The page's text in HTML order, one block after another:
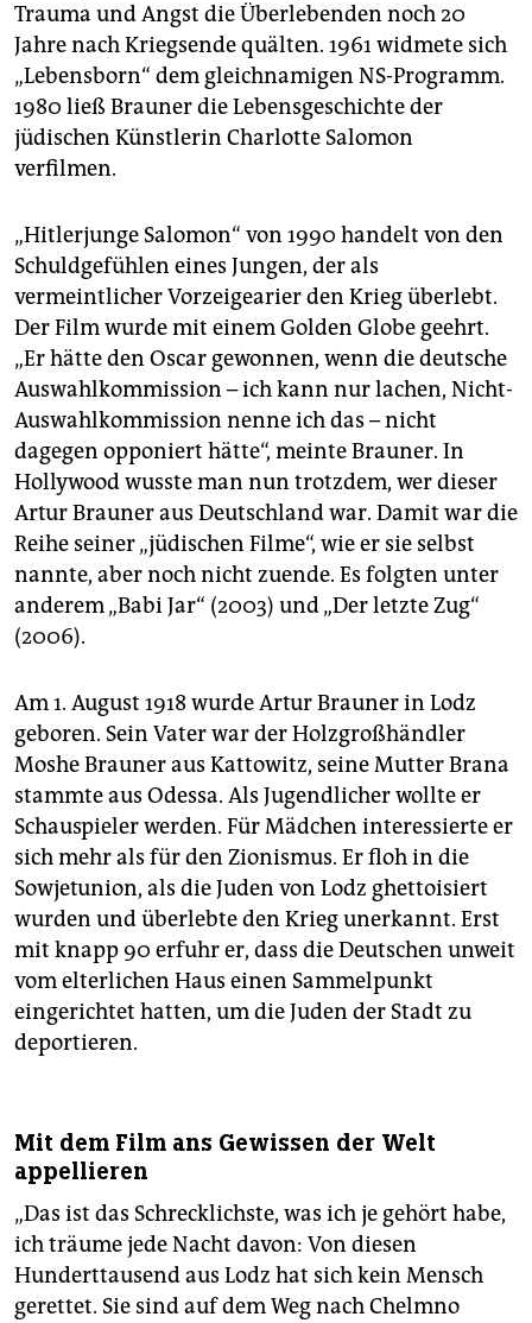
Trauma und Angst die Überlebenden noch 20
Jahre nach Kriegsende quälten. 1961 widmete sich
„Lebensborn“ dem gleichnamigen NS-Programm.
1980 ließ Brauner die Lebensgeschichte der
jüdischen Künstlerin Charlotte Salomon
verfilmen.
„Hitlerjunge Salomon“ von 1990 handelt von den
Schuldgefühlen eines Jungen, der als
vermeintlicher Vorzeigearier den Krieg überlebt.
Der Film wurde mit einem Golden Globe geehrt.
„Er hätte den Oscar gewonnen, wenn die deutsche
Auswahlkommission – ich kann nur lachen, Nicht-
Auswahlkommission nenne ich das – nicht
dagegen opponiert hätte“, meinte Brauner. In
Hollywood wusste man nun trotzdem, wer dieser
Artur Brauner aus Deutschland war. Damit war die
Reihe seiner „jüdischen Filme“, wie er sie selbst
nannte, aber noch nicht zuende. Es folgten unter
anderem „Babi Jar“ (2003) und „Der letzte Zug“
(2006).
Am 1. August 1918 wurde Artur Brauner in Lodz
geboren. Sein Vater war der Holzgroßhändler
Moshe Brauner aus Kattowitz, seine Mutter Brana
stammte aus Odessa. Als Jugendlicher wollte er
Schauspieler werden. Für Mädchen interessierte er
sich mehr als für den Zionismus. Er floh in die
Sowjetunion, als die Juden von Lodz ghettoisiert
wurden und überlebte den Krieg unerkannt. Erst
mit knapp 90 erfuhr er, dass die Deutschen unweit
vom elterlichen Haus einen Sammelpunkt
eingerichtet hatten, um die Juden der Stadt zu
deportieren.
Mit dem Film ans Gewissen der Welt
appellieren
„Das ist das Schrecklichste, was ich je gehört habe,
ich träume jede Nacht davon: Von diesen
Hunderttausend aus Lodz hat sich kein Mensch
gerettet. Sie sind auf dem Weg nach Chelmno